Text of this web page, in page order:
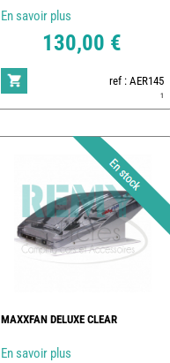
En savoir plus
130,00 €
ref : AER145
1
MAXXFAN DELUXE CLEAR
En savoir plus